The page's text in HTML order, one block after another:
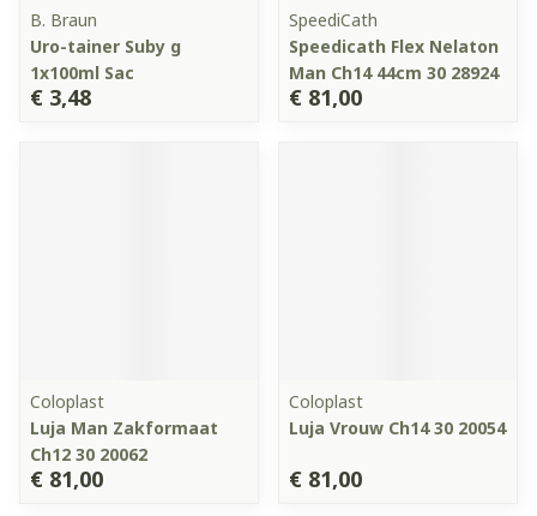
B. Braun
Uro-tainer Suby g
1x100ml Sac
€ 3,48
SpeediCath
Speedicath Flex Nelaton
Man Ch14 44cm 30 28924
€ 81,00
Coloplast
Luja Man Zakformaat
Ch12 30 20062
€ 81,00
Coloplast
Luja Vrouw Ch14 30 20054
€ 81,00